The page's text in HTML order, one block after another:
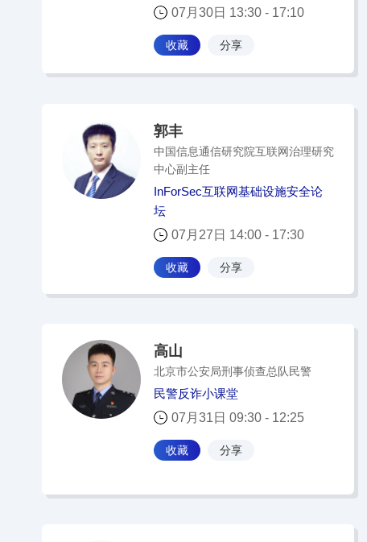
07月30日 13:30 - 17:10
收藏 分享
郭丰
中国信息通信研究院互联网治理研究
中心副主任
InForSec互联网基础设施安全论
坛
07月27日 14:00 - 17:30
收藏 分享
高山
北京市公安局刑事侦查总队民警
民警反诈小课堂
07月31日 09:30 - 12:25
收藏 分享